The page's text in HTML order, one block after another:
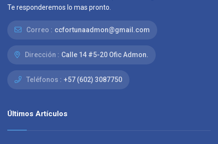
Te responderemos lo mas pronto.
Correo : ccfortunaadmon@gmail.com
Dirección : Calle 14 #5-20 Ofic Admon.
Teléfonos : +57 (602) 3087750
Últimos Artículos